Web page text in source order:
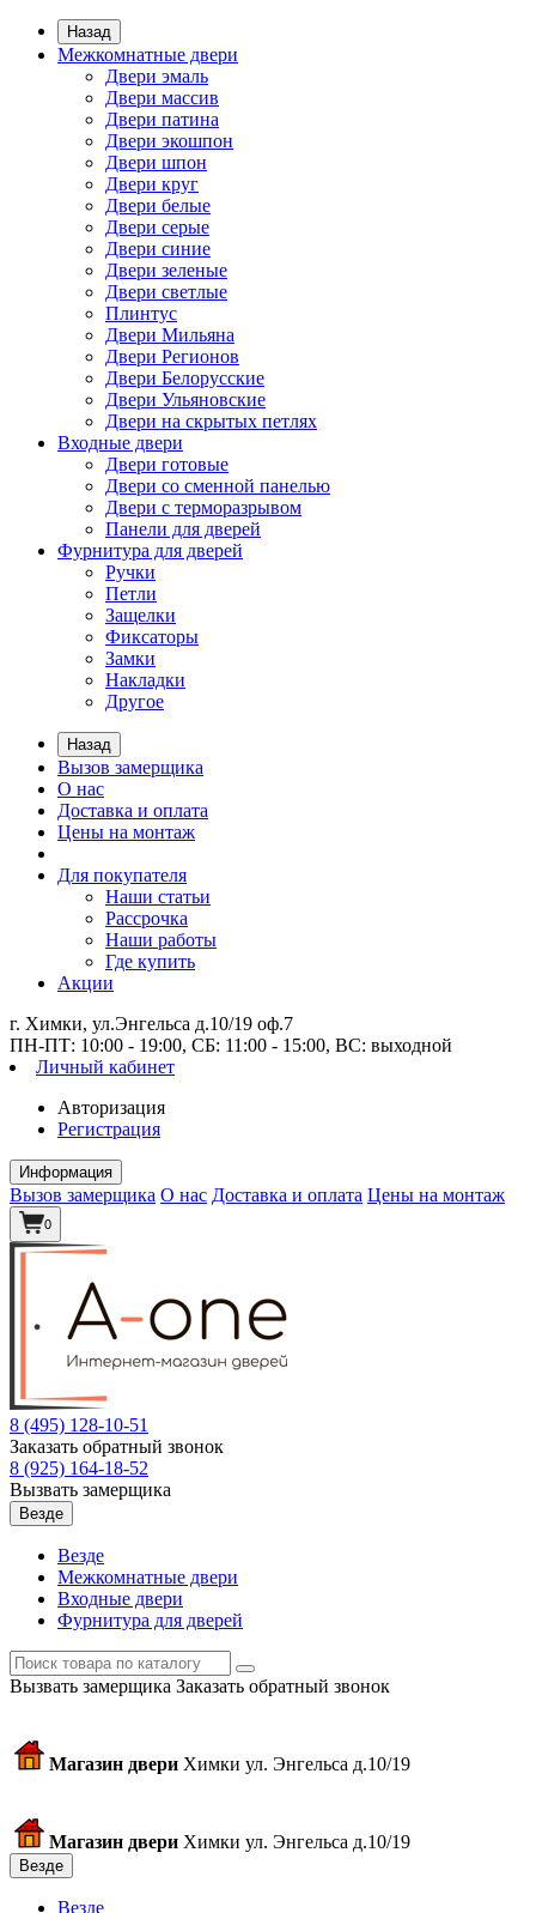
Назад
Межкомнатные двери
Двери эмаль
Двери массив
Двери патина
Двери экошпон
Двери шпон
Двери круг
Двери белые
Двери серые
Двери синие
Двери зеленые
Двери светлые
Плинтус
Двери Мильяна
Двери Регионов
Двери Белорусские
Двери Ульяновские
Двери на скрытых петлях
Входные двери
Двери готовые
Двери со сменной панелью
Двери с терморазрывом
Панели для дверей
Фурнитура для дверей
Ручки
Петли
Защелки
Фиксаторы
Замки
Накладки
Другое
Назад
Вызов замерщика
О нас
Доставка и оплата
Цены на монтаж
Для покупателя
Наши статьи
Рассрочка
Наши работы
Где купить
Акции
г. Химки, ул.Энгельса д.10/19 оф.7
ПН-ПТ: 10:00 - 19:00, СБ: 11:00 - 15:00, ВС: выходной
Личный кабинет
Авторизация
Регистрация
Информация
Вызов замерщика О нас Доставка и оплата Цены на монтаж
0
8 (495) 128-10-51
Заказать обратный звонок
8 (925) 164-18-52
Вызвать замерщика
Везде
Везде
Межкомнатные двери
Входные двери
Фурнитура для дверей
Вызвать замерщика Заказать обратный звонок
Магазин двери Химки ул. Энгельса д.10/19
Магазин двери Химки ул. Энгельса д.10/19
Везде
Везде